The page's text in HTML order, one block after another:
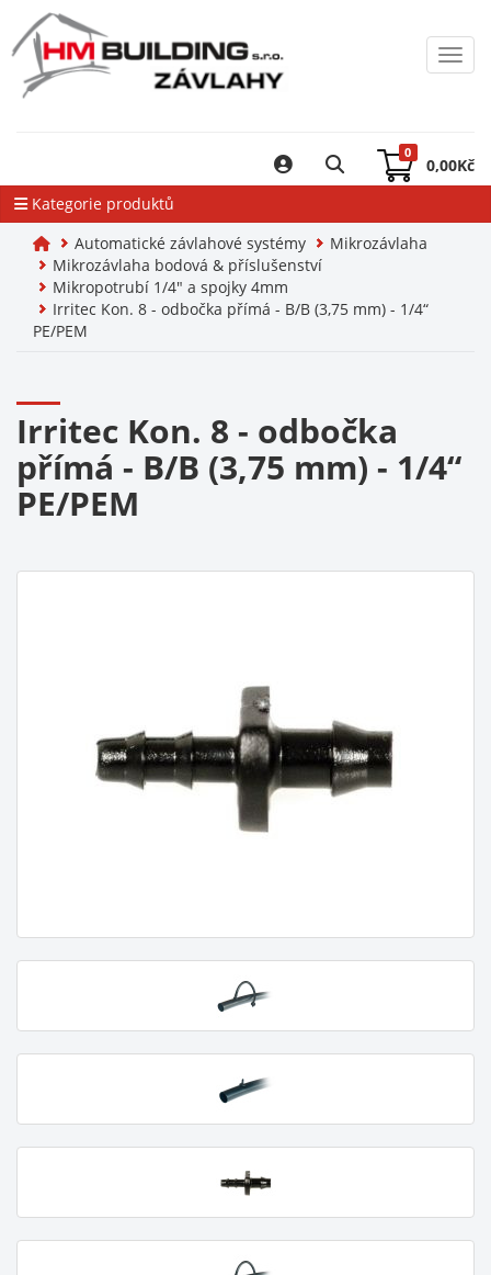
0
0,00Kč
Kategorie produktů
Automatické závlahové systémy
Mikrozávlaha
Mikrozávlaha bodová & příslušenství
Mikropotrubí 1/4" a spojky 4mm
Irritec Kon. 8 - odbočka přímá - B/B (3,75 mm) - 1/4“
PE/PEM
Irritec Kon. 8 - odbočka
přímá - B/B (3,75 mm) - 1/4“
PE/PEM